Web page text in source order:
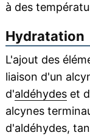
à des
Hydratation
L'ajout des
liaison d'un
d'aldéhydeset
alcynes
d'aldéhydes,